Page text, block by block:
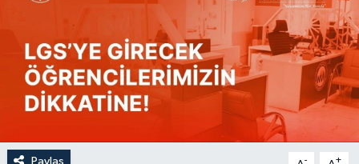
Paylaş - +
Mesaj
Dergim